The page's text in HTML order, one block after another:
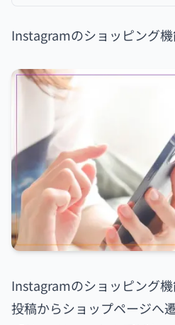
Instagramのショッピング機
Instagramのショッピング
投稿からショップページへ